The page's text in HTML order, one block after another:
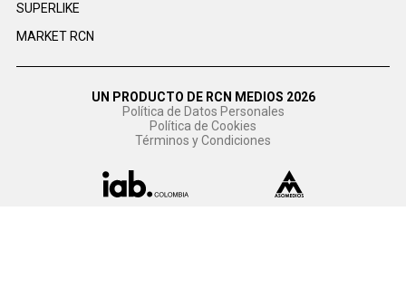
SUPERLIKE
MARKET RCN
UN PRODUCTO DE RCN MEDIOS 2026
Política de Datos Personales
Política de Cookies
Términos y Condiciones